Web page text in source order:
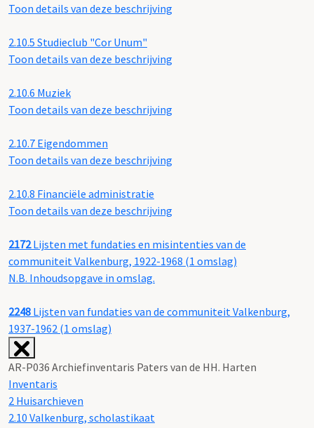
Toon details van deze beschrijving
2.10.5 Studieclub "Cor Unum"
Toon details van deze beschrijving
2.10.6 Muziek
Toon details van deze beschrijving
2.10.7 Eigendommen
Toon details van deze beschrijving
2.10.8 Financiële administratie
Toon details van deze beschrijving
2172Lijsten met fundaties en misintenties van de
communiteit Valkenburg, 1922-1968 (1 omslag)
N.B. Inhoudsopgave in omslag.
2248 Lijsten van fundaties van de communiteit Valkenburg,
1937-1962 (1 omslag)
AR-P036 Archiefinventaris Paters van de HH. Harten
Inventaris
2 Huisarchieven
2.10 Valkenburg, scholastikaat